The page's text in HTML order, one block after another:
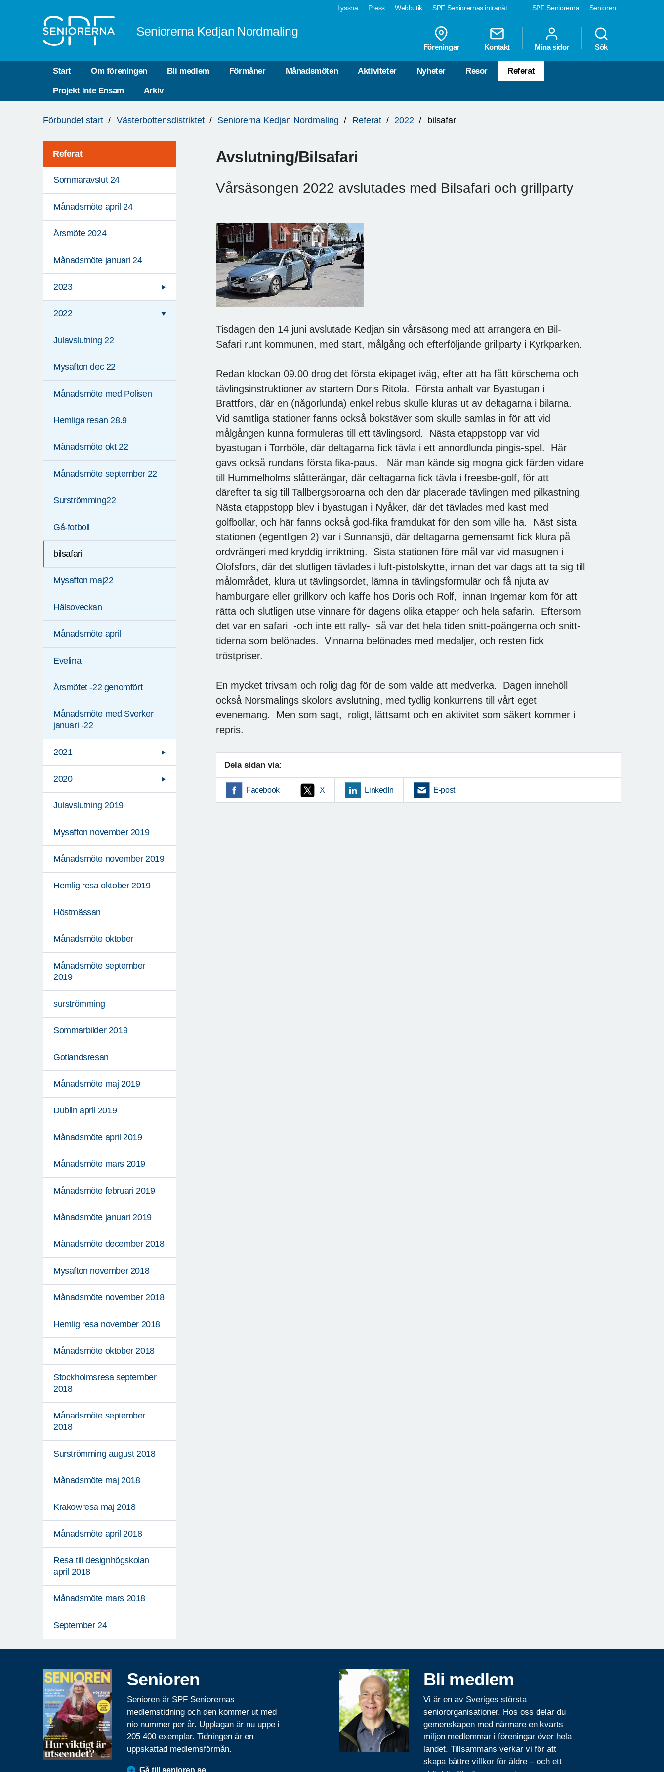
SPF Seniorerna Senioren
Lyssna Press Webbutik SPF Seniorernas intranät
Seniorerna Kedjan Nordmaling
Föreningar Kontakt Mina sidor Sök
Start Om föreningen Bli medlem Förmåner Månadsmöten Aktiviteter Nyheter Resor Referat
Projekt Inte Ensam Arkiv
är
Förbundet start Västerbottensdistriktet Seniorerna Kedjan Nordmaling Referat 2022 bilsafari
Referat
Sommaravslut 24
Månadsmöte april 24
Årsmöte 2024
Månadsmöte januari 24
2023
2022
Julavslutning 22
Mysafton dec 22
Månadsmöte med Polisen
Hemliga resan 28.9
Månadsmöte okt 22
Månadsmöte september 22
Surströmming22
Gå-fotboll
bilsafari
Mysafton maj22
Hälsoveckan
Månadsmöte april
Evelina
Årsmötet -22 genomfört
Månadsmöte med Sverker
januari -22
2021
2020
Julavslutning 2019
Mysafton november 2019
Månadsmöte november 2019
Hemlig resa oktober 2019
Höstmässan
Månadsmöte oktober
Månadsmöte september
2019
surströmming
Sommarbilder 2019
Gotlandsresan
Månadsmöte maj 2019
Dublin april 2019
Månadsmöte april 2019
Månadsmöte mars 2019
Månadsmöte februari 2019
Månadsmöte januari 2019
Månadsmöte december 2018
Mysafton november 2018
Månadsmöte november 2018
Hemlig resa november 2018
Månadsmöte oktober 2018
Stockholmsresa september
2018
Månadsmöte september
2018
Surströmming august 2018
Månadsmöte maj 2018
Krakowresa maj 2018
Månadsmöte april 2018
Resa till designhögskolan
april 2018
Månadsmöte mars 2018
September 24
Avslutning/Bilsafari
Vårsäsongen 2022 avslutades med Bilsafari och grillparty
Tisdagen den 14 juni avslutade Kedjan sin vårsäsong med att arrangera en Bil-
Safari runt kommunen, med start, målgång och efterföljande grillparty i Kyrkparken.
Redan klockan 09.00 drog det första ekipaget iväg, efter att ha fått körschema och
tävlingsinstruktioner av startern Doris Ritola. Första anhalt var Byastugan i
Brattfors, där en (någorlunda) enkel rebus skulle kluras ut av deltagarna i bilarna.
Vid samtliga stationer fanns också bokstäver som skulle samlas in för att vid
målgången kunna formuleras till ett tävlingsord. Nästa etappstopp var vid
byastugan i Torrböle, där deltagarna fick tävla i ett annordlunda pingis-spel. Här
gavs också rundans första fika-paus. När man kände sig mogna gick färden vidare
till Hummelholms slåtterängar, där deltagarna fick tävla i freesbe-golf, för att
därefter ta sig till Tallbergsbroarna och den där placerade tävlingen med pilkastning.
Nästa etappstopp blev i byastugan i Nyåker, där det tävlades med kast med
golfbollar, och här fanns också god-fika framdukat för den som ville ha. Näst sista
stationen (egentligen 2) var i Sunnansjö, där deltagarna gemensamt fick klura på
ordvrängeri med kryddig inriktning. Sista stationen före mål var vid masugnen i
Olofsfors, där det slutligen tävlades i luft-pistolskytte, innan det var dags att ta sig till
målområdet, klura ut tävlingsordet, lämna in tävlingsformulär och få njuta av
hamburgare eller grillkorv och kaffe hos Doris och Rolf, innan Ingemar kom för att
rätta och slutligen utse vinnare för dagens olika etapper och hela safarin. Eftersom
det var en safari -och inte ett rally- så var det hela tiden snitt-poängerna och snitt-
tiderna som belönades. Vinnarna belönades med medaljer, och resten fick
tröstpriser.
En mycket trivsam och rolig dag för de som valde att medverka. Dagen innehöll
också Norsmalings skolors avslutning, med tydlig konkurrens till vårt eget
evenemang. Men som sagt, roligt, lättsamt och en aktivitet som säkert kommer i
repris.
Dela sidan via:
Facebook X LinkedIn E-post
Senioren
Senioren är SPF Seniorernas
medlemstidning och den kommer ut med
nio nummer per år. Upplagan är nu uppe i
205 400 exemplar. Tidningen är en
uppskattad medlemsförmån.
Gå till senioren.se
Bli medlem
Vi är en av Sveriges största
seniororganisationer. Hos oss delar du
gemenskapen med närmare en kvarts
miljon medlemmar i föreningar över hela
landet. Tillsammans verkar vi för att
skapa bättre villkor för äldre – och ett